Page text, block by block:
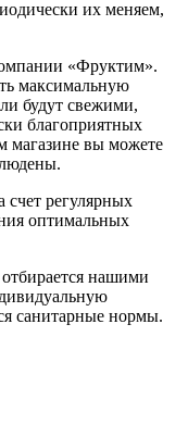
их меняем,
«Фруктим».
максимальную
будут свежими,
благоприятных
магазине вы можете
счет регулярных
оптимальных
нашими
санитарные нормы.